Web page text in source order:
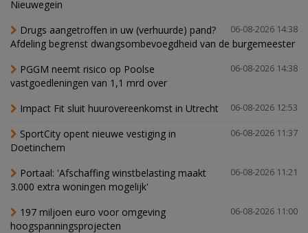
Nieuwegein
06-08-2026 14:38
Drugs aangetroffen in uw (verhuurde) pand?
Afdeling begrenst dwangsombevoegdheid van de burgemeester
06-08-2026 14:38
PGGM neemt risico op Poolse
vastgoedleningen van 1,1 mrd over
06-08-2026 12:53
Impact Fit sluit huurovereenkomst in Utrecht
06-08-2026 11:37
SportCity opent nieuwe vestiging in
Doetinchem
06-08-2026 11:21
Portaal: 'Afschaffing winstbelasting maakt
3.000 extra woningen mogelijk'
06-08-2026 11:00
197 miljoen euro voor omgeving
hoogspanningsprojecten